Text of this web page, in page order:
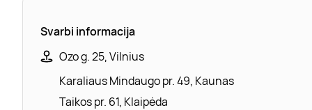
Svarbi informacija
Ozo g. 25, Vilnius
Karaliaus Mindaugo pr. 49, Kaunas
Taikos pr. 61, Klaipėda